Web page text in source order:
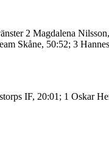
2 Magdalena
Skåne, 50:52; 3
IF, 20:01; 1 Oskar